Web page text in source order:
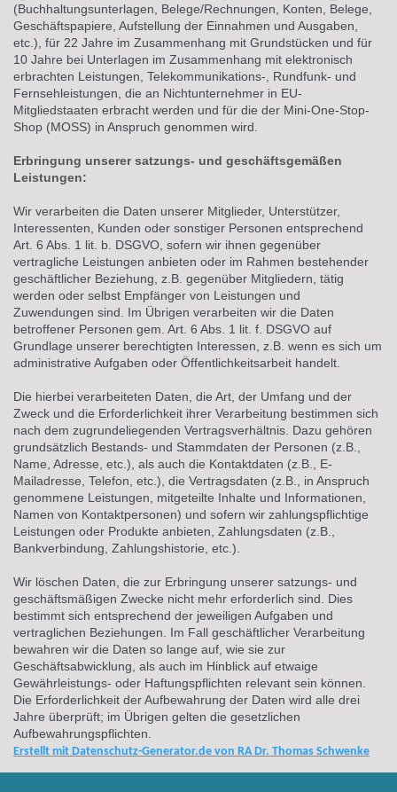
(Buchhaltungsunterlagen, Belege/Rechnungen, Konten, Belege,
Geschäftspapiere, Aufstellung der Einnahmen und Ausgaben,
etc.), für 22 Jahre im Zusammenhang mit Grundstücken und für
10 Jahre bei Unterlagen im Zusammenhang mit elektronisch
erbrachten Leistungen, Telekommunikations-, Rundfunk- und
Fernsehleistungen, die an Nichtunternehmer in EU-
Mitgliedstaaten erbracht werden und für die der Mini-One-Stop-
Shop (MOSS) in Anspruch genommen wird.
Erbringung unserer satzungs- und geschäftsgemäßen
Leistungen:
Wir verarbeiten die Daten unserer Mitglieder, Unterstützer,
Interessenten, Kunden oder sonstiger Personen entsprechend
Art. 6 Abs. 1 lit. b. DSGVO, sofern wir ihnen gegenüber
vertragliche Leistungen anbieten oder im Rahmen bestehender
geschäftlicher Beziehung, z.B. gegenüber Mitgliedern, tätig
werden oder selbst Empfänger von Leistungen und
Zuwendungen sind. Im Übrigen verarbeiten wir die Daten
betroffener Personen gem. Art. 6 Abs. 1 lit. f. DSGVO auf
Grundlage unserer berechtigten Interessen, z.B. wenn es sich um
administrative Aufgaben oder Öffentlichkeitsarbeit handelt.
Die hierbei verarbeiteten Daten, die Art, der Umfang und der
Zweck und die Erforderlichkeit ihrer Verarbeitung bestimmen sich
nach dem zugrundeliegenden Vertragsverhältnis. Dazu gehören
grundsätzlich Bestands- und Stammdaten der Personen (z.B.,
Name, Adresse, etc.), als auch die Kontaktdaten (z.B., E-
Mailadresse, Telefon, etc.), die Vertragsdaten (z.B., in Anspruch
genommene Leistungen, mitgeteilte Inhalte und Informationen,
Namen von Kontaktpersonen) und sofern wir zahlungspflichtige
Leistungen oder Produkte anbieten, Zahlungsdaten (z.B.,
Bankverbindung, Zahlungshistorie, etc.).
Wir löschen Daten, die zur Erbringung unserer satzungs- und
geschäftsmäßigen Zwecke nicht mehr erforderlich sind. Dies
bestimmt sich entsprechend der jeweiligen Aufgaben und
vertraglichen Beziehungen. Im Fall geschäftlicher Verarbeitung
bewahren wir die Daten so lange auf, wie sie zur
Geschäftsabwicklung, als auch im Hinblick auf etwaige
Gewährleistungs- oder Haftungspflichten relevant sein können.
Die Erforderlichkeit der Aufbewahrung der Daten wird alle drei
Jahre überprüft; im Übrigen gelten die gesetzlichen
Aufbewahrungspflichten.
Erstellt mit Datenschutz-Generator.de von RA Dr. Thomas Schwenke